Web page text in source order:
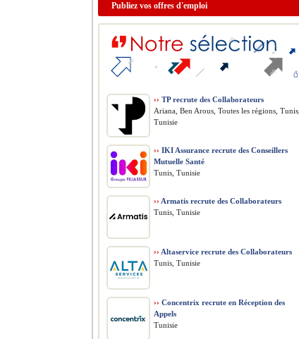
Publiez vos offres d'emploi
›› TP recrute des Collaborateurs
Ariana, Ben Arous, Toutes les régions, Tunis,
Tunisie
›› IKI Assurance recrute des Conseillers
Mutuelle Santé
Tunis, Tunisie
›› Armatis recrute des Collaborateurs
Tunis, Tunisie
›› Altaservice recrute des Collaborateurs
Tunis, Tunisie
›› Concentrix recrute en Réception des
Appels
Tunisie